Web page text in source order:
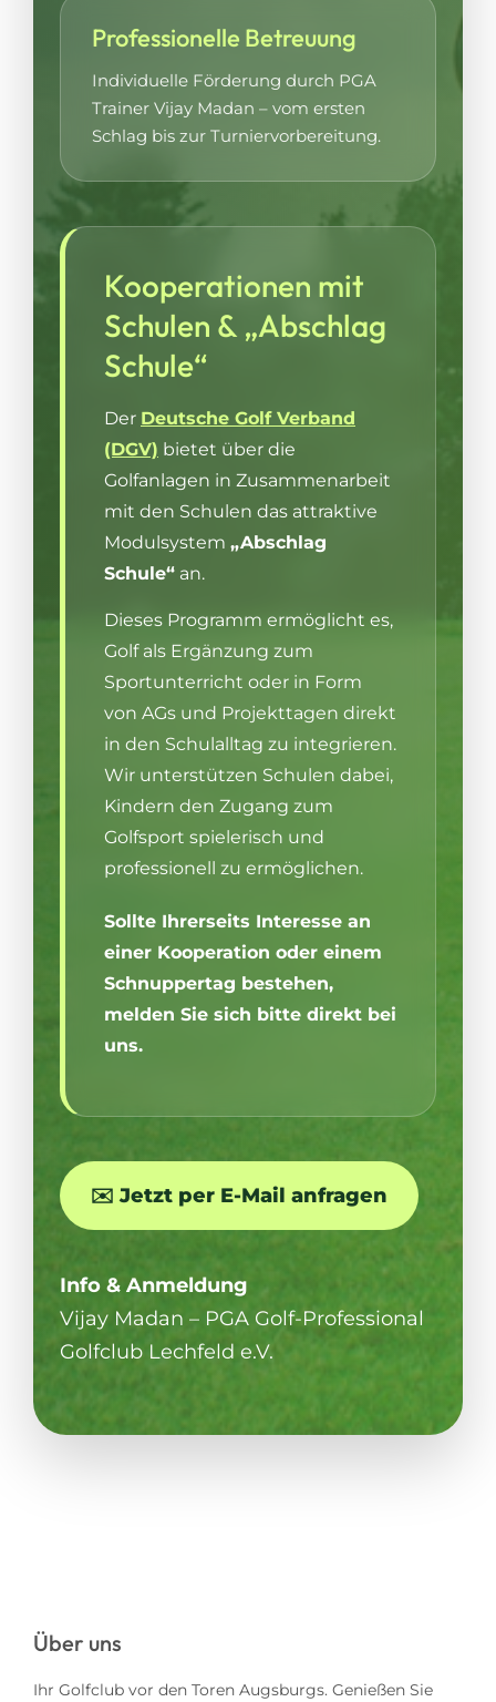
Professionelle Betreuung
Individuelle Förderung durch PGA
Trainer Vijay Madan – vom ersten
Schlag bis zur Turniervorbereitung.
Kooperationen mit
Schulen & „Abschlag
Schule“
Der Deutsche Golf Verband
(DGV) bietet über die
Golfanlagen in Zusammenarbeit
mit den Schulen das attraktive
Modulsystem „Abschlag
Schule“ an.
Dieses Programm ermöglicht es,
Golf als Ergänzung zum
Sportunterricht oder in Form
von AGs und Projekttagen direkt
in den Schulalltag zu integrieren.
Wir unterstützen Schulen dabei,
Kindern den Zugang zum
Golfsport spielerisch und
professionell zu ermöglichen.
Sollte Ihrerseits Interesse an
einer Kooperation oder einem
Schnuppertag bestehen,
melden Sie sich bitte direkt bei
uns.
✉️ Jetzt per E-Mail anfragen
Info & Anmeldung
Vijay Madan – PGA Golf-Professional
Golfclub Lechfeld e.V.
Über uns
Ihr Golfclub vor den Toren Augsburgs. Genießen Sie